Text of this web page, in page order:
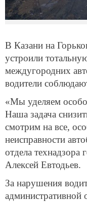
В Казани на
устроили
междугородних
водители
«Мы уделяем
Наша задача
смотрим на все,
неисправности
отдела технадзора
Алексей Евтодьев.
За нарушения
административной